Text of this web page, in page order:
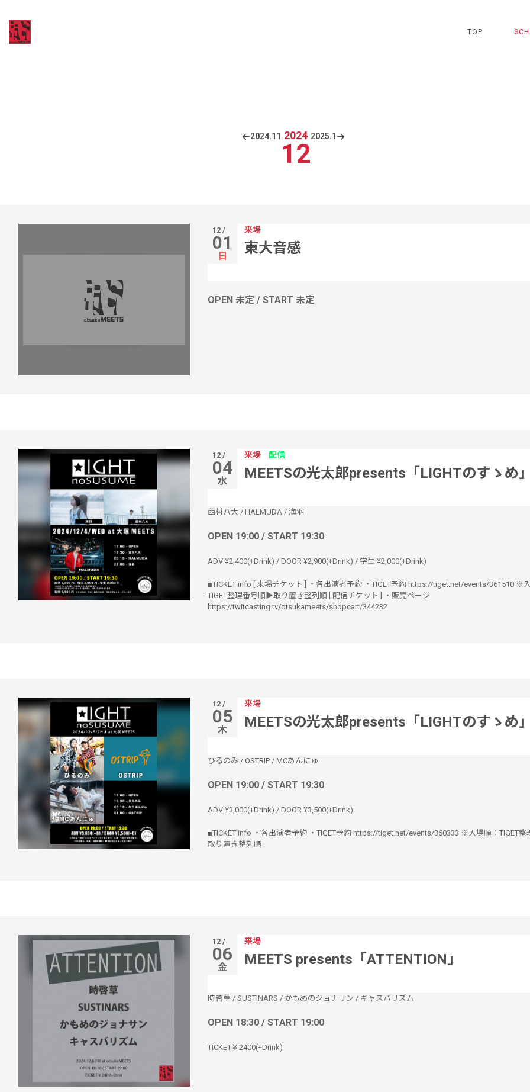
TOP
2024.11 2024
12
2025.1
12 /
01
日
来場
東大音感
OPEN 未定 / START 未定
12 /
04
水
来場 配信
MEETSの光太郎presents「LIGHTのすゝめ
西村八大/ HALMUDA/ 海羽
OPEN 19:00 / START 19:30
ADV ¥2,400(+Drink) / DOOR ¥2,900(+Drink) / 学生 ¥2,000(+Drink)
■TICKET info [ 来場チケット ] ・各出演者予約 ・TIGET予約 https://tiget.net/events/361510 ※
TIGET整理番号順▶︎取り置き整列順 [ 配信チケット ] ・販売ページ
https://twitcasting.tv/otsukameets/shopcart/344232
12 /
05
木
来場
MEETSの光太郎presents「LIGHTのすゝめ
ひるのみ / OSTRIP/ MCあんにゅ
OPEN 19:00 / START 19:30
ADV ¥3,000(+Drink) / DOOR ¥3,500(+Drink)
■TICKET info ・各出演者予約 ・TIGET予約 https://tiget.net/events/360333 ※入場順：TIGET
取り置き整列順
12 /
06
金
来場
MEETS presents「ATTENTION」
時啓草/ SUSTINARS / かもめのジョナサン / キャスバリズム
OPEN 18:30 / START 19:00
TICKET￥2400(+Drink)